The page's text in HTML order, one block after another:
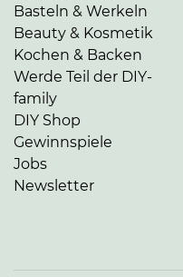
Basteln & Werkeln
Beauty & Kosmetik
Kochen & Backen
Werde Teil der DIY-
family
DIY Shop
Gewinnspiele
Jobs
Newsletter